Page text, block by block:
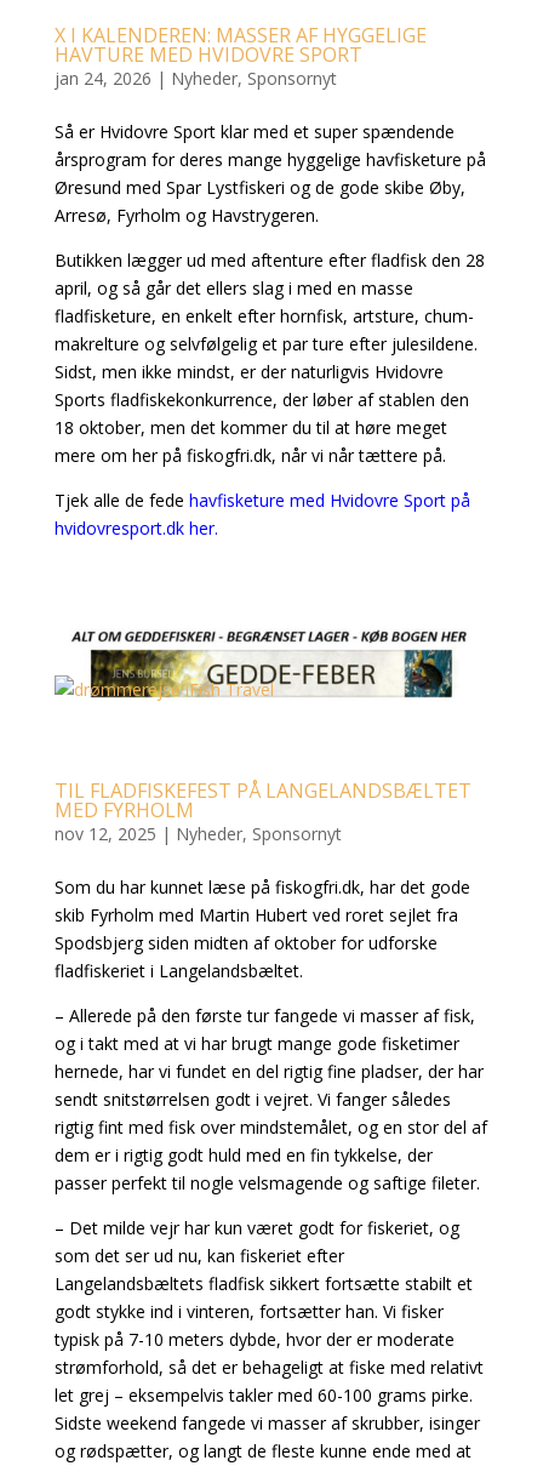
X I KALENDEREN: MASSER AF HYGGELIGE
HAVTURE MED HVIDOVRE SPORT
jan 24, 2026 | Nyheder, Sponsornyt
Så er Hvidovre Sport klar med et super spændende
årsprogram for deres mange hyggelige havfisketure på
Øresund med Spar Lystfiskeri og de gode skibe Øby,
Arresø, Fyrholm og Havstrygeren.
Butikken lægger ud med aftenture efter fladfisk den 28
april, og så går det ellers slag i med en masse
fladfisketure, en enkelt efter hornfisk, artsture, chum-
makrelture og selvfølgelig et par ture efter julesildene.
Sidst, men ikke mindst, er der naturligvis Hvidovre
Sports fladfiskekonkurrence, der løber af stablen den
18 oktober, men det kommer du til at høre meget
mere om her på fiskogfri.dk, når vi når tættere på.
Tjek alle de fede havfisketure med Hvidovre Sport på
hvidovresport.dk her.
TIL FLADFISKEFEST PÅ LANGELANDSBÆLTET
MED FYRHOLM
nov 12, 2025 | Nyheder, Sponsornyt
Som du har kunnet læse på fiskogfri.dk, har det gode
skib Fyrholm med Martin Hubert ved roret sejlet fra
Spodsbjerg siden midten af oktober for udforske
fladfiskeriet i Langelandsbæltet.
– Allerede på den første tur fangede vi masser af fisk,
og i takt med at vi har brugt mange gode fisketimer
hernede, har vi fundet en del rigtig fine pladser, der har
sendt snitstørrelsen godt i vejret. Vi fanger således
rigtig fint med fisk over mindstemålet, og en stor del af
dem er i rigtig godt huld med en fin tykkelse, der
passer perfekt til nogle velsmagende og saftige fileter.
– Det milde vejr har kun været godt for fiskeriet, og
som det ser ud nu, kan fiskeriet efter
Langelandsbæltets fladfisk sikkert fortsætte stabilt et
godt stykke ind i vinteren, fortsætter han. Vi fisker
typisk på 7-10 meters dybde, hvor der er moderate
strømforhold, så det er behageligt at fiske med relativt
let grej – eksempelvis takler med 60-100 grams pirke.
Sidste weekend fangede vi masser af skrubber, isinger
og rødspætter, og langt de fleste kunne ende med at